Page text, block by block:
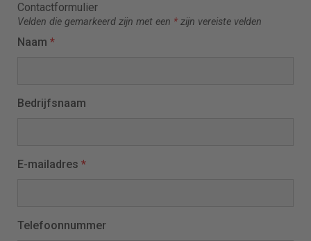
Contactformulier
Velden die gemarkeerd zijn met een * zijn vereiste velden
Naam *
Bedrijfsnaam
E-mailadres *
Telefoonnummer